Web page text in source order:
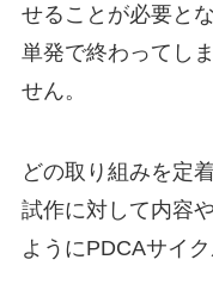
せることが必要と
単発で終わってし
せん。
どの取り組みを定
試作に対して内容
ようにPDCAサイ